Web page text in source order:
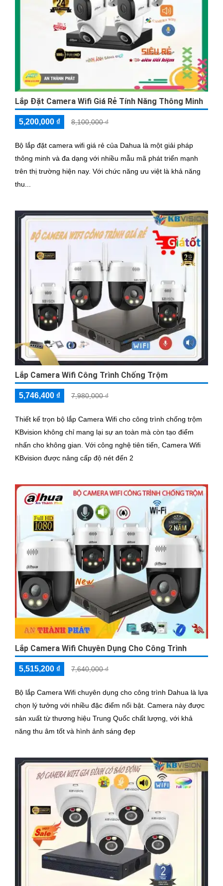
Lắp Đặt Camera Wifi Giá Rẻ Tính Năng Thông Minh
5,200,000 ₫ 8,100,000 ₫
Bộ lắp đặt camera wifi giá rẻ của Dahua là một giải pháp
thông minh và đa dạng với nhiều mẫu mã phát triển mạnh
trên thị trường hiện nay. Với chức năng ưu việt là khả năng
thu...
Lắp Camera Wifi Công Trình Chống Trộm
5,746,400 ₫ 7,980,000 ₫
Thiết kế trọn bộ lắp Camera Wifi cho công trình chống trộm
KBvision không chỉ mang lại sự an toàn mà còn tạo điểm
nhấn cho không gian. Với công nghệ tiên tiến, Camera Wifi
KBvision được nâng cấp độ nét đến 2
Lắp Camera Wifi Chuyên Dụng Cho Công Trình
5,515,200 ₫ 7,640,000 ₫
Bộ lắp Camera Wifi chuyên dụng cho công trình Dahua là lựa
chọn lý tưởng với nhiều đặc điểm nổi bật. Camera này được
sản xuất từ thương hiệu Trung Quốc chất lượng, với khả
năng thu âm tốt và hình ảnh sáng đẹp